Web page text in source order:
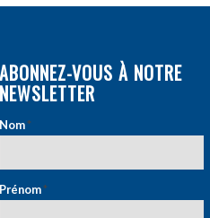
ABONNEZ-VOUS À NOTRE
NEWSLETTER
Nom*
Prénom*